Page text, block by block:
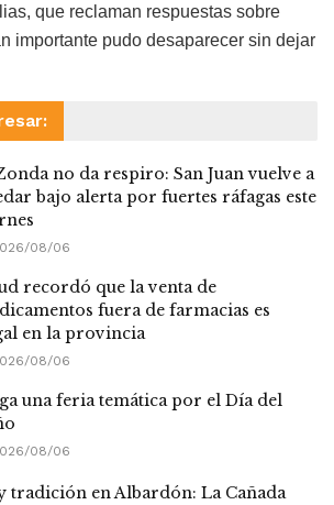
que reclaman respuestas sobre
importante pudo desaparecer sin dejar
no da respiro: San Juan vuelve a
bajo alerta por fuertes ráfagas este
08/06
recordó que la venta de
fuera de farmacias es
en la provincia
08/06
una feria temática por el Día del
08/06
tradición en Albardón: La Cañada